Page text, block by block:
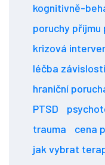
kognitivně-
poruchy
krizová
léčba závislostí
hraniční
PTSD
trauma
cena
jak vybrat